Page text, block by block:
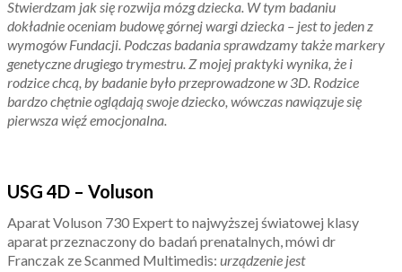
Stwierdzam jak się rozwija mózg dziecka. W tym badaniu
dokładnie oceniam budowę górnej wargi dziecka – jest to jeden z
wymogów Fundacji. Podczas badania sprawdzamy także markery
genetyczne drugiego trymestru. Z mojej praktyki wynika, że i
rodzice chcą, by badanie było przeprowadzone w 3D. Rodzice
bardzo chętnie oglądają swoje dziecko, wówczas nawiązuje się
pierwsza więź emocjonalna.
USG 4D – Voluson
Aparat Voluson 730 Expert to najwyższej światowej klasy
aparat przeznaczony do badań prenatalnych, mówi dr
Franczak ze Scanmed Multimedis: urządzenie jest